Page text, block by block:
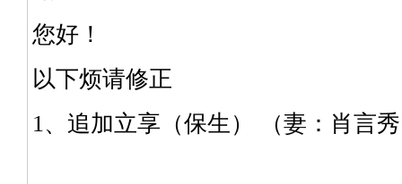
您好！
以下烦请修正
1、追加立享（保生） （妻：肖言